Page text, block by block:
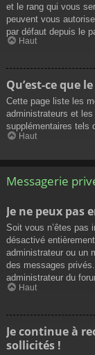
et le rang qui vous
peuvent vous
par défaut depuis le
Haut
Qu’est-ce que
Cette page liste les
administrateurs et
supplémentaires tels
Haut
Messagerie
Je ne peux pas
Soit vous n’êtes pas
désactivé
administrateur ou un
des messages
administrateur du
Haut
Je continue à
sollicités !